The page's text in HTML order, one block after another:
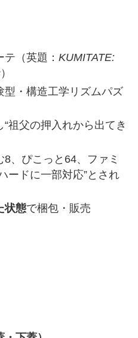
（英題： KUMITATE:
）
型・構造工学リズムパズ
祖父の押入れから出てき
8、ぴこっと64、ファミ
ードに一部対応”とされ
状態で梱包・販売